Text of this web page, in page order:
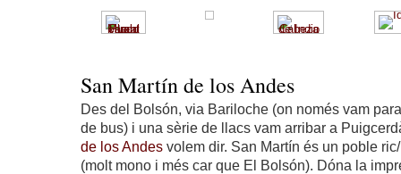
San Martín de los Andes
Des del Bolsón, via Bariloche (on només vam
de bus) i una sèrie de llacs vam arribar a
de los Andes volem dir. San Martín és un poble
(molt mono i més car que El Bolsón). Dóna la